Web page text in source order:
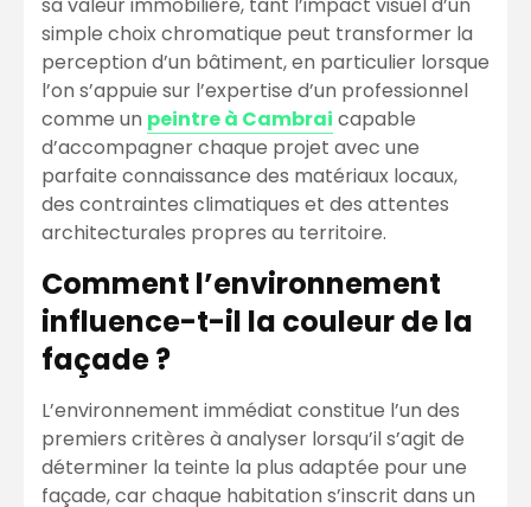
simple choix chromatique peut transformer la
perception d’un bâtiment, en particulier lorsque
l’on s’appuie sur l’expertise d’un professionnel
comme un peintre à Cambrai capable
d’accompagner chaque projet avec une
parfaite connaissance des matériaux locaux,
des contraintes climatiques et des attentes
architecturales propres au territoire.
Comment l’environnement
influence-t-il la couleur de la
façade ?
L’environnement immédiat constitue l’un des
premiers critères à analyser lorsqu’il s’agit de
déterminer la teinte la plus adaptée pour une
façade, car chaque habitation s’inscrit dans un